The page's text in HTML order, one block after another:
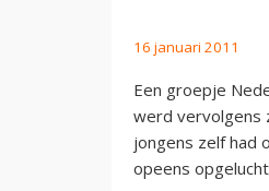
16 januari 2011
Een groepje
werd vervolgens
jongens zelf had
opeens